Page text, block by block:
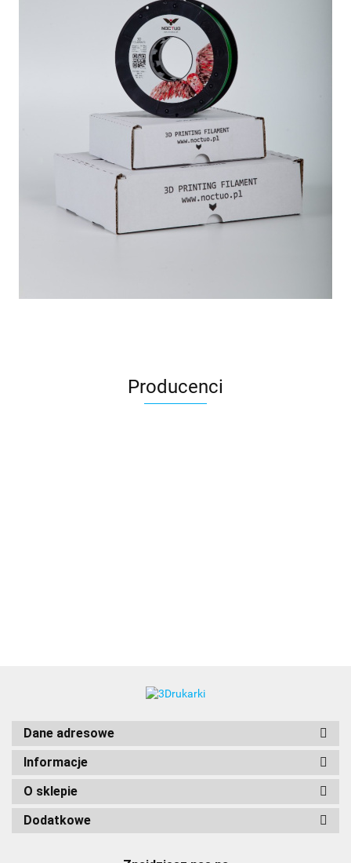
Producenci
Dane adresowe
Informacje
O sklepie
Dodatkowe